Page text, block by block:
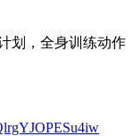
划，全身训练动作